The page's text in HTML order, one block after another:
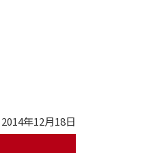
2014年12月18日